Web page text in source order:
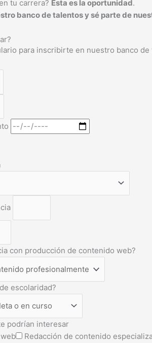
tu carrera? Esta es la oportunidad.
banco de talentos y sé parte de
para inscribirte en nuestro banco de
con producción de contenido web?
escolaridad?
podrían interesar
Redacción de contenido